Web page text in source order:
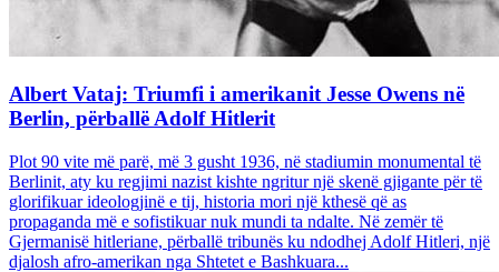
Albert Vataj: Triumfi i amerikanit Jesse Owens në
Berlin, përballë Adolf Hitlerit
Plot 90 vite më parë, më 3 gusht 1936, në stadiumin monumental të
Berlinit, aty ku regjimi nazist kishte ngritur një skenë gjigante për të
glorifikuar ideologjinë e tij, historia mori një kthesë që as
propaganda më e sofistikuar nuk mundi ta ndalte. Në zemër të
Gjermanisë hitleriane, përballë tribunës ku ndodhej Adolf Hitleri, një
djalosh afro-amerikan nga Shtetet e Bashkuara...